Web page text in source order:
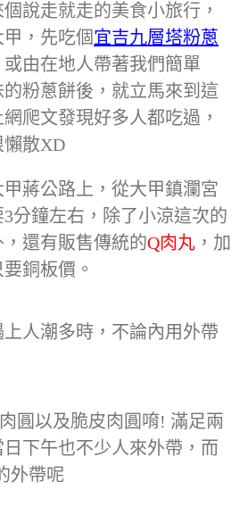
說走就走的美食小旅行，
，先吃個宜吉九層塔粉蔥
由在地人帶著我們簡單
粉蔥餅後，就立馬來到這
爬文發現好多人都吃過，
懶散XD
甲蔣公路上，從大甲鎮瀾宮
分鐘左右，除了小涼這次的
，還有販售傳統的Q肉丸 ，加
銅板價。
人潮多時，不論內用外帶
圓以及脆皮肉圓唷! 滿足兩
下午也不少人來外帶，而
外帶呢